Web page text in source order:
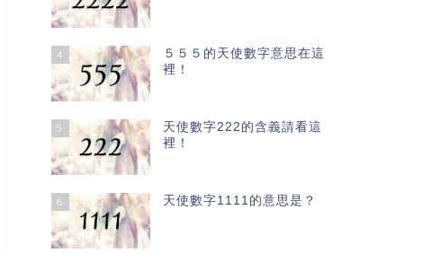
4
５５５的天使數字意思在這
裡！
5
天使數字222的含義請看這
裡！
6 天使數字1111的意思是？